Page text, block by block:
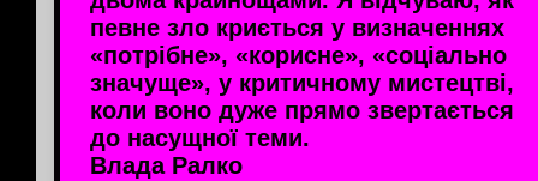
певне зло криється у визначеннях
«потрібне», «корисне», «соціально
значуще», у критичному мистецтві,
коли воно дуже прямо звертається
до насущної теми.
Влада Ралко